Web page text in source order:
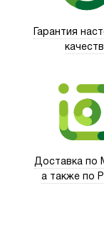
Гарантия
Доставка по
а также по